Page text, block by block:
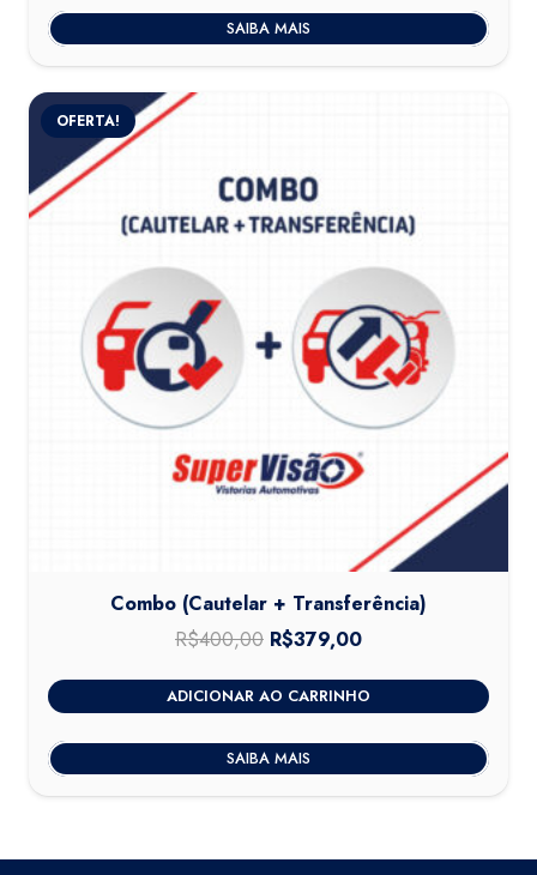
SAIBA MAIS
OFERTA!
Combo (Cautelar + Transferência)
R$400,00 O
preço
original
era:
R$400,00.
R$379,00
preço
atual
é:
R$379,00.
ADICIONAR AO CARRINHO
SAIBA MAIS